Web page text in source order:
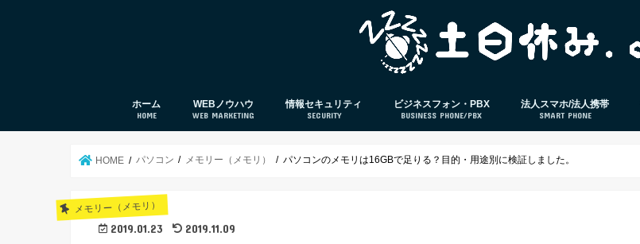
ホーム
HOME
WEBノウハウ
WEB MARKETING
情報セキュリティ
SECURITY
ビジネスフォン・PBX
BUSINESS PHONE/PBX
法人スマホ/法人携帯
SMART PHONE
HOME パソコン メモリー（メモリ） パソコンのメモリは16GBで足りる？目的・用途別に検証しました。
メモリー（メモリ）
2019.01.23 2019.11.09